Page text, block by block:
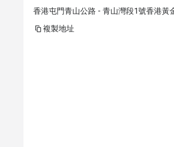
香港屯門青山公路 - 青山灣段1號香港黃
複製地址